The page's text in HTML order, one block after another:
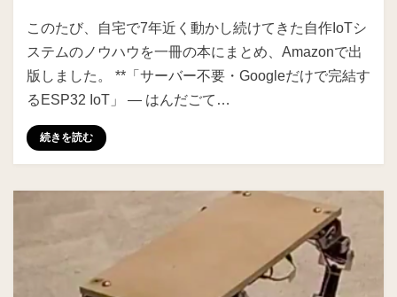
投稿者 ike
このたび、自宅で7年近く動かし続けてきた自作IoTシ
ステムのノウハウを一冊の本にまとめ、Amazonで出
版しました。 **「サーバー不要・Googleだけで完結す
るESP32 IoT」 ― はんだごて…
続きを読む